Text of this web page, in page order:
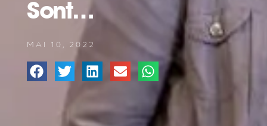
Sont…
MAI 10, 2022